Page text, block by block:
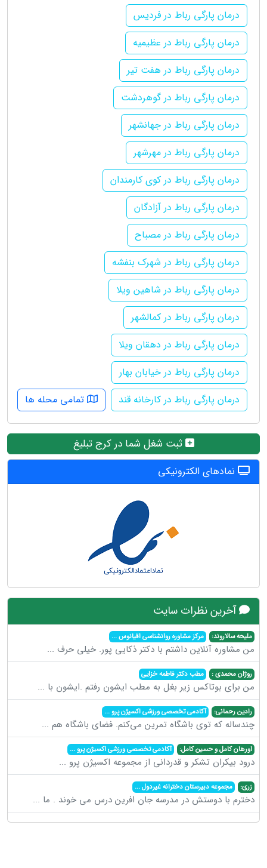
درمان پارگی رباط در فردیس
درمان پارگی رباط در عظیمیه
درمان پارگی رباط در هفت تیر
درمان پارگی رباط در گوهردشت
درمان پارگی رباط در جهانشهر
درمان پارگی رباط در مهرشهر
درمان پارگی رباط در کوی کارمندان
درمان پارگی رباط در آزادگان
درمان پارگی رباط در مصباح
درمان پارگی رباط در شهرک بنفشه
درمان پارگی رباط در شاهین ویلا
درمان پارگی رباط در کمالشهر
درمان پارگی رباط در دهقان ویلا
درمان پارگی رباط در خیابان بهار
درمان پارگی رباط در کارخانه قند
تمامی محله ها
ثبت شغل شما در کرج تبلیغ
نمادهای الکترونیکی
آخرین نظرات سایت
ملیحه سالاروند: مرکز مشاوره روانشناسی اقیانوس...
من مشاوره آنلاین داشتم با دکتر ذکایی پور. خیلی حرف ...
روژان محمدی : مطب دکتر فاطمه خزایی
من برای بوتاکس زیر بغل به مطب ایشون رفتم .ایشون با ...
رادین رحمانی: آکادمی تخصصی ورزشی اکسیژن پرو...
چندساله که توی باشگاه تمرین می‌کنم. فضای باشگاه هم ...
اورهان کامل و حسین کامل: آکادمی تخصصی ورزشی اکسیژن پرو...
درود بیکران تشکر و قدردانی از مجموعه اکسیژن پرو ...
زری: مجموعه دبیرستان دخترانه غیردول...
دخترم با دوستش در مدرسه جان افرین درس می خوند . ما ...